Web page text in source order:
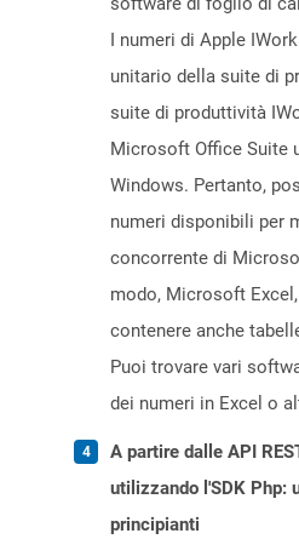
I numeri di Apple
unitario della suite di
suite di produttività
Microsoft Office Suite
Windows. Pertanto,
numeri disponibili per
concorrente di
modo, Microsoft
contenere anche
Puoi trovare vari
dei numeri in Excel o
A partire dalle API
utilizzando l'SDK Php:
principianti